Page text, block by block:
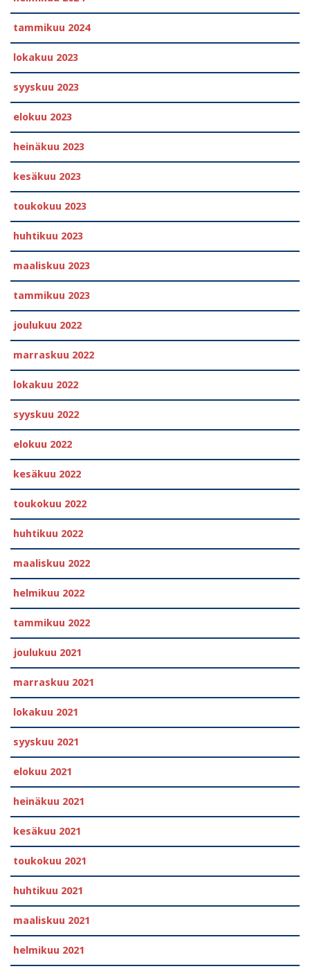
tammikuu 2024
lokakuu 2023
syyskuu 2023
elokuu 2023
heinäkuu 2023
kesäkuu 2023
toukokuu 2023
huhtikuu 2023
maaliskuu 2023
tammikuu 2023
joulukuu 2022
marraskuu 2022
lokakuu 2022
syyskuu 2022
elokuu 2022
kesäkuu 2022
toukokuu 2022
huhtikuu 2022
maaliskuu 2022
helmikuu 2022
tammikuu 2022
joulukuu 2021
marraskuu 2021
lokakuu 2021
syyskuu 2021
elokuu 2021
heinäkuu 2021
kesäkuu 2021
toukokuu 2021
huhtikuu 2021
maaliskuu 2021
helmikuu 2021